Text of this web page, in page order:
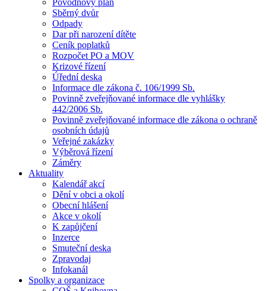
Sběrný dvůr
Odpady
Dar při narození dítěte
Ceník poplatků
Rozpočet PO a MOV
Krizové řízení
Úřední deska
Informace dle zákona č. 106/1999 Sb.
Povinně zveřejňované informace dle vyhlášky
442/2006 Sb.
Povinně zveřejňované informace dle zákona o ochraně
osobních údajů
Veřejné zakázky
Výběrová řízení
Záměry
Aktuality
Kalendář akcí
Dění v obci a okolí
Obecní hlášení
Akce v okolí
K zapůjčení
Inzerce
Smuteční deska
Zpravodaj
Infokanál
Spolky a organizace